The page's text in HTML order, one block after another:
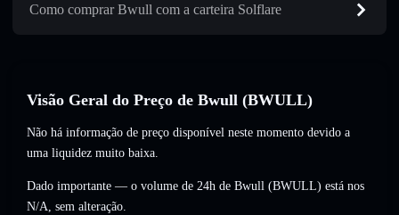
Como comprar Bwull com a carteira Solflare
Visão Geral do Preço de Bwull (BWULL)
Não há informação de preço disponível neste momento devido a
uma liquidez muito baixa.
Dado importante — o volume de 24h de Bwull (BWULL) está nos
N/A, sem alteração.